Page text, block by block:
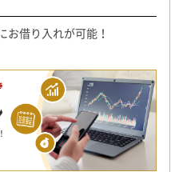
お借り入れが可能！